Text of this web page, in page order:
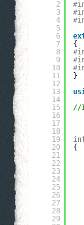
2
3
4
5
6
7
8
9
10
11
12
13
14
15
16
17
18
19
20
21
22
23
24
25
26
27
28
29
{
}
//
{